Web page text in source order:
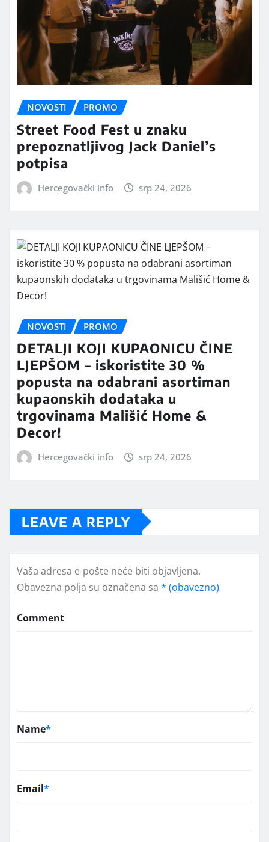
NOVOSTI PROMO
Street Food Fest u znaku
prepoznatljivog Jack Daniel’s
potpisa
Hercegovački info srp 24, 2026
NOVOSTI PROMO
DETALJI KOJI KUPAONICU ČINE
LJEPŠOM – iskoristite 30 %
popusta na odabrani asortiman
kupaonskih dodataka u
trgovinama Mališić Home &
Decor!
Hercegovački info srp 24, 2026
LEAVE A REPLY
Vaša adresa e-pošte neće biti objavljena.
Obavezna polja su označena sa * (obavezno)
Comment
Name*
Email*